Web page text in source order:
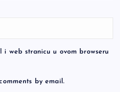
i web stranicu u ovom browseru
by email.